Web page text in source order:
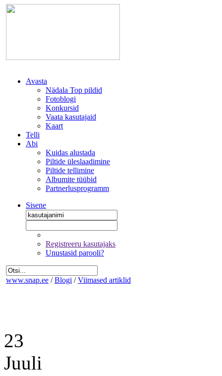
Avasta
Nädala Top pildid
Fotoblogi
Konkursid
Vaata kasutajaid
Kaart
Telli
Abi
Kuidas alustada
Piltide üleslaadimine
Piltide tellimine
Albumite tüübid
Partnerlusprogramm
Sisene
Registreeru kasutajaks
Unustasid parooli?
www.snap.ee / Blogi / Viimased artiklid
23
Juuli